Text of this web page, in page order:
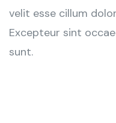
velit esse cillum
Excepteur sint
sunt.